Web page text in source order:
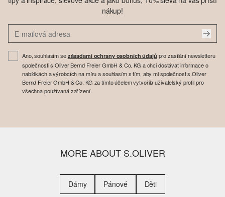
nákup!
Ano, souhlasím se zásadami ochrany osobních údajů pro zasílání newsletteru
společnosti s.Oliver Bernd Freier GmbH & Co. KG a chci dostávat informace o
nabídkách a výrobcích na míru a souhlasím s tím, aby mi společnost s.Oliver
Bernd Freier GmbH & Co. KG za tímto účelem vytvořila uživatelský profil pro
všechna používaná zařízení.
MORE ABOUT S.OLIVER
Dámy Pánové Děti